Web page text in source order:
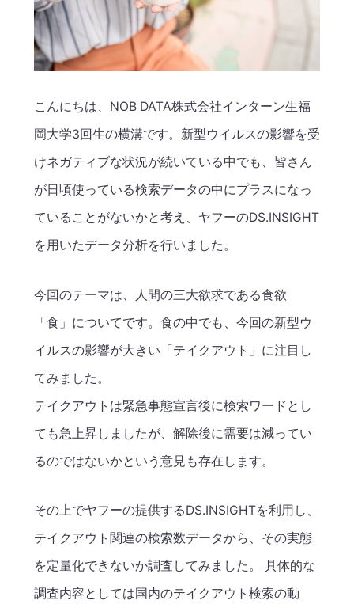
こんにちは、NOB DATA株式会社インターン生福
岡大学3回生の横溝です。新型ウイルスの影響を受
けネガティブな状況が続いている中でも、皆さん
が日頃使っている検索データの中にプラスになっ
ていることがないかと考え、ヤフーのDS.INSIGHT
を用いたデータ分析を行いました。
今回のテーマは、人間の三大欲求である食欲
「食」についてです。食の中でも、今回の新型ウ
イルスの影響が大きい「テイクアウト」に注目し
てみました。
テイクアウトは緊急事態宣言後に検索ワードとし
ても急上昇しましたが、解除後に需要は減ってい
るのではないかという意見も存在します。
その上でヤフーの提供するDS.INSIGHTを利用し、
テイクアウト関連の検索数データから、その実態
を定量化できないか調査してみました。 具体的な
調査内容としては国内のテイクアウト検索の動